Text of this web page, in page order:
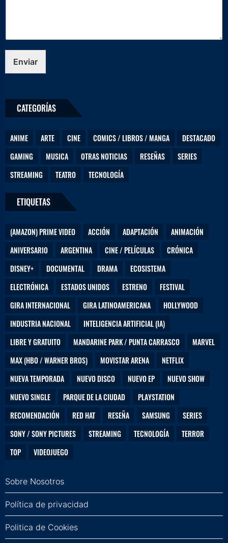
Enviar
CATEGORÍAS
ANIME ARTE CINE COMICS / LIBROS / MANGA
DESTACADO
GAMING
MUSICA OTRAS NOTICIAS RESEÑAS
SERIES
STREAMING
TEATRO TECNOLOGÍA
ETIQUETAS
(AMAZON) PRIME VIDEO ACCIÓN ADAPTACIÓN
ANIMACIÓN
ANIVERSARIO
ARGENTINA CINE / PELÍCULAS
CRÓNICA
DISNEY+
DOCUMENTAL DRAMA
ECOSISTEMA
ELECTRÓNICA
ESTADOS UNIDOS ESTRENO
FESTIVAL
GIRA INTERNACIONAL
GIRA LATINOAMERICANA
HOLLYWOOD
INDUSTRIA NACIONAL
INTELIGENCIA ARTIFICIAL (IA)
LIBRE Y GRATUITO
MANDARINE PARK / PUNTA CARRASCO
MARVEL
MAX (HBO / WARNER BROS)
MOVISTAR ARENA
NETFLIX
NUEVA TEMPORADA
NUEVO DISCO NUEVO EP
NUEVO SHOW
NUEVO SINGLE
PARQUE DE LA CIUDAD
PLAYSTATION
RECOMENDACIÓN
RED HAT RESEÑA SAMSUNG
SERIES
SONY / SONY PICTURES
STREAMING TECNOLOGÍA
TERROR
TOP
VIDEOJUEGO
Sobre Nosotros
Política de privacidad
Politica de Cookies